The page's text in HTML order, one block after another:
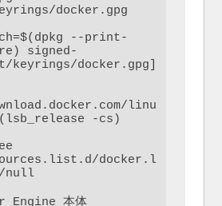
docker.gpg
signed-
keyrings/docker.gpg]
linu
-cs)
docker.l
null
Engine 本体